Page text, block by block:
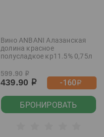
Вино ANBANI Алазанская
долина красное
полусладкое кр11.5% 0,75л
599.90 р
439.90 р -160р
БРОНИРОВАТЬ